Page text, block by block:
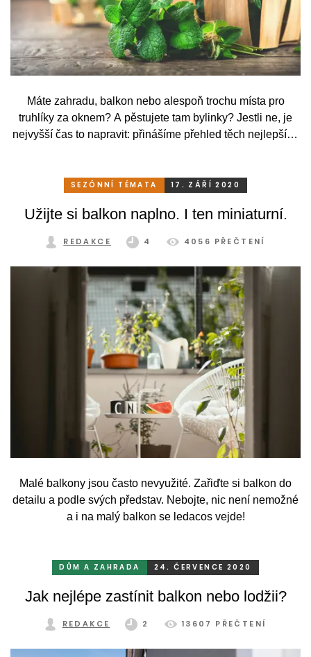
Máte zahradu, balkon nebo alespoň trochu místa pro
truhlíky za oknem? A pěstujete tam bylinky? Jestli ne, je
nejvyšší čas to napravit: přinášíme přehled těch nejlepších
SEZÓNNÍ TÉMATA 17. ZÁŘÍ 2020
Užijte si balkon naplno. I ten miniaturní.
REDAKCE 4 4056 PŘEČTENÍ
Malé balkony jsou často nevyužité. Zařiďte si balkon do
detailu a podle svých představ. Nebojte, nic není nemožné
a i na malý balkon se ledacos vejde!
lidé z paneláku občas touží po kousku zeleně, po
relaxování na sluníčku. To všechno jde, pokud má váš byt
balkon. I ten nejmenší balkon se totiž dá vybavit chytře,
takže si na něm budete moct ledacos užít. Hlavně tolik
důležitý odpočinek.
DŮM A ZAHRADA 24. ČERVENCE 2020
Jak nejlépe zastínit balkon nebo lodžii?
REDAKCE 2 13607 PŘEČTENÍ